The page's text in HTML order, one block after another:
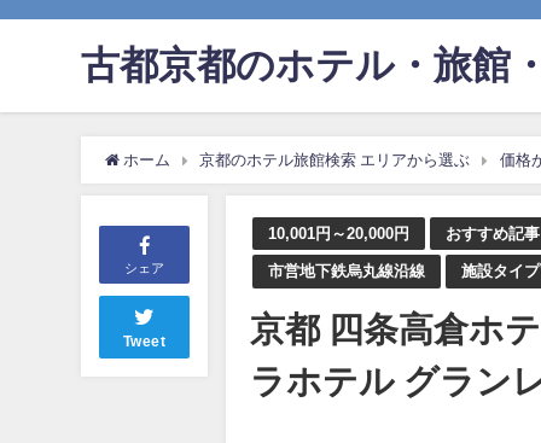
古都京都のホテル・旅館
ホーム 京都のホテル旅館検索 エリアから選ぶ 価格
シェア
Tweet
10,001円～20,000円 おすすめ記事
市営地下鉄烏丸線沿線 施設タイ
京都 四条高倉ホ
ラホテル グラン